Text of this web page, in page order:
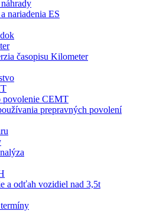
nariadenia ES
časopisu Kilometer
povolenie CEMT
prepravných povolení
a odťah vozidiel nad 3,5t